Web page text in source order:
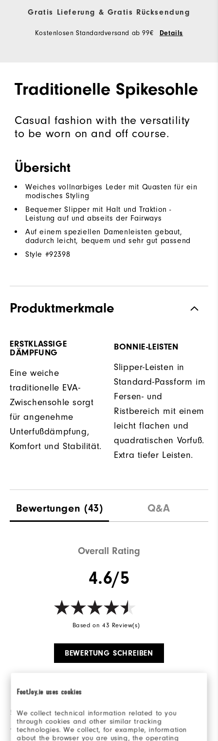
FootJoy.ie uses cookies
We collect technical information related to you
through cookies and other similar tracking
technologies. We collect, for example, information
about the browser you are using, the operating
Gratis Lieferung & Gratis Rücksendung
Kostenlosen Standardversand ab 99€ Details
Traditionelle Spikesohle
Casual fashion with the versatility
to be worn on and off course.
Übersicht
Weiches vollnarbiges Leder mit Quasten für ein
modisches Styling
Bequemer Slipper mit Halt und Traktion -
Leistung auf und abseits der Fairways
Auf einem speziellen Damenleisten gebaut,
dadurch leicht, bequem und sehr gut passend
Style #92398
Produktmerkmale
ERSTKLASSIGE
DÄMPFUNG
Eine weiche
traditionelle EVA-
Zwischensohle sorgt
für angenehme
Unterfußdämpfung,
Komfort und Stabilität.
BONNIE-LEISTEN
Slipper-Leisten in
Standard-Passform im
Fersen- und
Ristbereich mit einem
leicht flachen und
quadratischen Vorfuß.
Extra tiefer Leisten.
Bewertungen (43) Q&A
Overall Rating
4.6/5
Based on 43 Review(s)
BEWERTUNG SCHREIBEN
Bewertungsverteilung
5 Sterne
4 Sterne